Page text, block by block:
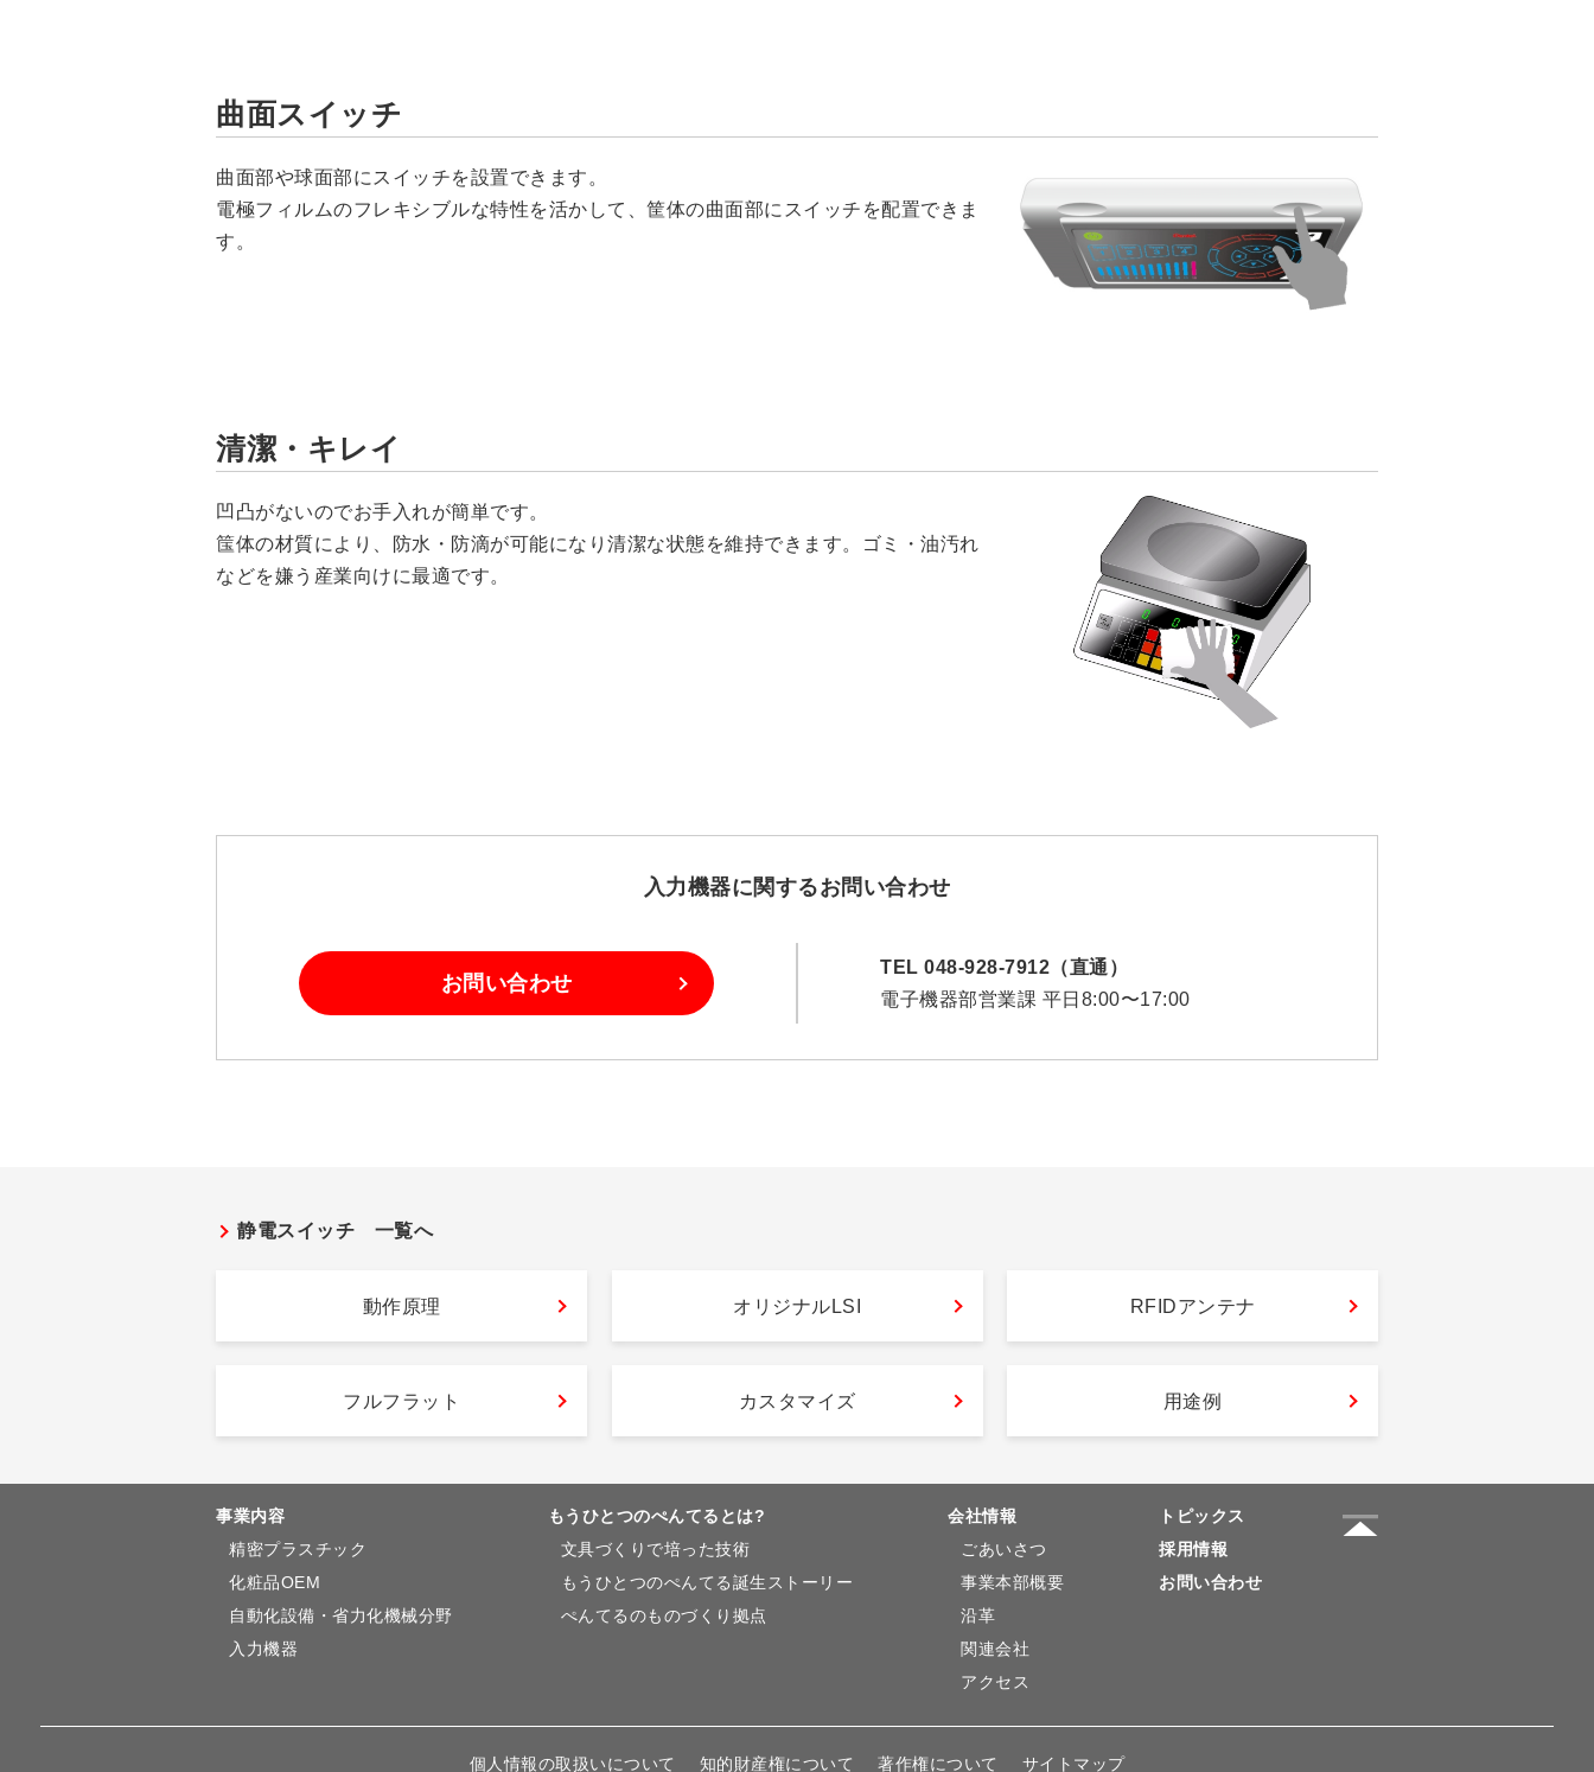
曲面スイッチ
曲面部や球面部にスイッチを設置できます。
電極フィルムのフレキシブルな特性を活かして、筐体の曲面部にスイッチを配置できま
す。
清潔・キレイ
凹凸がないのでお手入れが簡単です。
筺体の材質により、防水・防滴が可能になり清潔な状態を維持できます。ゴミ・油汚れ
などを嫌う産業向けに最適です。
入力機器に関するお問い合わせ
お問い合わせ
TEL 048-928-7912（直通）
電子機器部営業課 平日8:00〜17:00
静電スイッチ 一覧へ
動作原理 オリジナルLSI RFIDアンテナ
フルフラット カスタマイズ 用途例
事業内容
精密プラスチック
化粧品OEM
自動化設備・省力化機械分野
入力機器
もうひとつのぺんてるとは?
文具づくりで培った技術
もうひとつのぺんてる誕生ストーリー
ぺんてるのものづくり拠点
会社情報
ごあいさつ
事業本部概要
沿革
関連会社
アクセス
トピックス
採用情報
お問い合わせ
個人情報の取扱いについて 知的財産権について 著作権について サイトマップ